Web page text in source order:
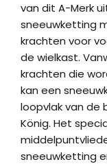
van dit A-Merk
sneeuwketting
krachten voor
de wielkast.
krachten die
kan een
loopvlak van de
König. Het
sneeuwketting